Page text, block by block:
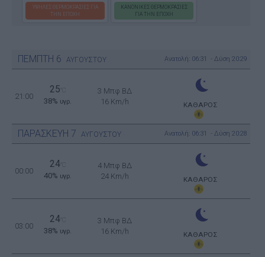
ΥΨΗΛΕΣ ΘΕΡΜΟΚΡΑΣΙΕΣ ΓΙΑ
ΤΗΝ ΕΠΟΧΗ
ΚΑΝΟΝΙΚΕΣ ΘΕΡΜΟΚΡΑΣΙΕΣ
ΓΙΑ ΤΗΝ ΕΠΟΧΗ
ΠΕΜΠΤΗ 6 ΑΥΓΟΥΣΤΟΥ Ανατολή: 06:31 - Δύση 20:29
21:00
25
38% υγρ.
3 Μπφ ΒΔ
16 Km/h
ΚΑΘΑΡΟΣ
ΠΑΡΑΣΚΕΥΗ 7 ΑΥΓΟΥΣΤΟΥ Ανατολή: 06:31 - Δύση 20:28
00:00
24°C
40% υγρ.
4 Μπφ ΒΔ
24 Km/h
ΚΑΘΑΡΟΣ
03:00
24°C
38% υγρ.
3 Μπφ ΒΔ
16 Km/h
ΚΑΘΑΡΟΣ